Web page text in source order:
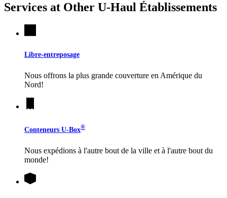
Services at Other U-Haul Établissements
Libre-entreposage
Nous offrons la plus grande couverture en Amérique du
Nord!
Conteneurs U-Box®
Nous expédions à l'autre bout de la ville et à l'autre bout du
monde!